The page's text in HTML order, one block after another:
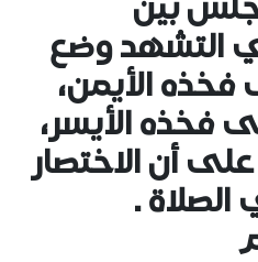
جلس بين
التشهد وضع
فخذه الأيمن،
فخذه الأيسر،
أن الاختصار
.